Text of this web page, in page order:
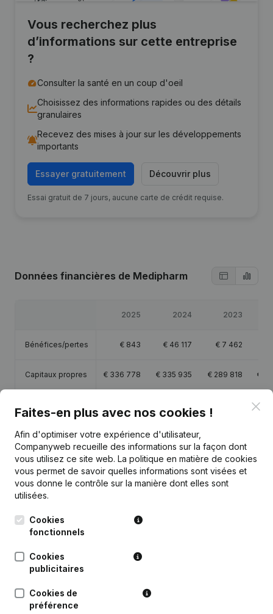
Vous recherchez plus
d’informations sur cette entreprise
?
Consulter la santé en un coup d'oeil
Choisissez des informations rapides ou des détails
granulaires
Recevez des mises à jour sur les développements
importants
Essayer gratuitement Découvrir plus
Essai gratuit de 7 jours, aucune carte de crédit requise.
Données financières de Medipharm
2025 2024 2023
Bénéfices/pertes € 843 € 46 117 € 7 462
Capitaux propres € 336 778 € 335 935 € 289 818 €
€
Personnel 3,8
Faites-en plus avec nos cookies !
Afin d'optimiser votre expérience d'utilisateur,
Companyweb recueille des informations sur la façon dont
vous utilisez ce site web. La politique en matière de cookies
vous permet de savoir quelles informations sont visées et
vous donne le contrôle sur la manière dont elles sont
utilisées.
Cookies
fonctionnels
Cookies
publicitaires
Cookies de
préférence